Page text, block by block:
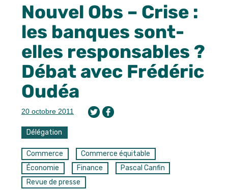
Nouvel Obs – Crise :
les banques sont-
elles responsables ?
Débat avec Frédéric
Oudéa
20 octobre 2011
Délégation
Commerce
Commerce équitable
Économie
Finance
Pascal Canfin
Revue de presse